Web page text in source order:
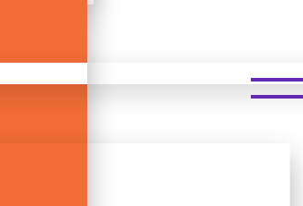
ᲡᲢᲐᲓᲘᲝᲜᲘᲡ 3D ᲤᲐᲖᲚᲘ